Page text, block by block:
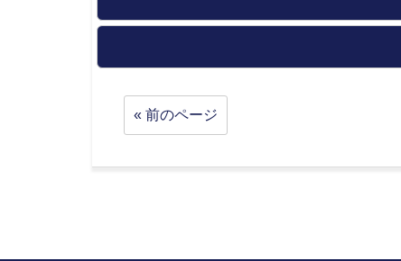
« 前のページ